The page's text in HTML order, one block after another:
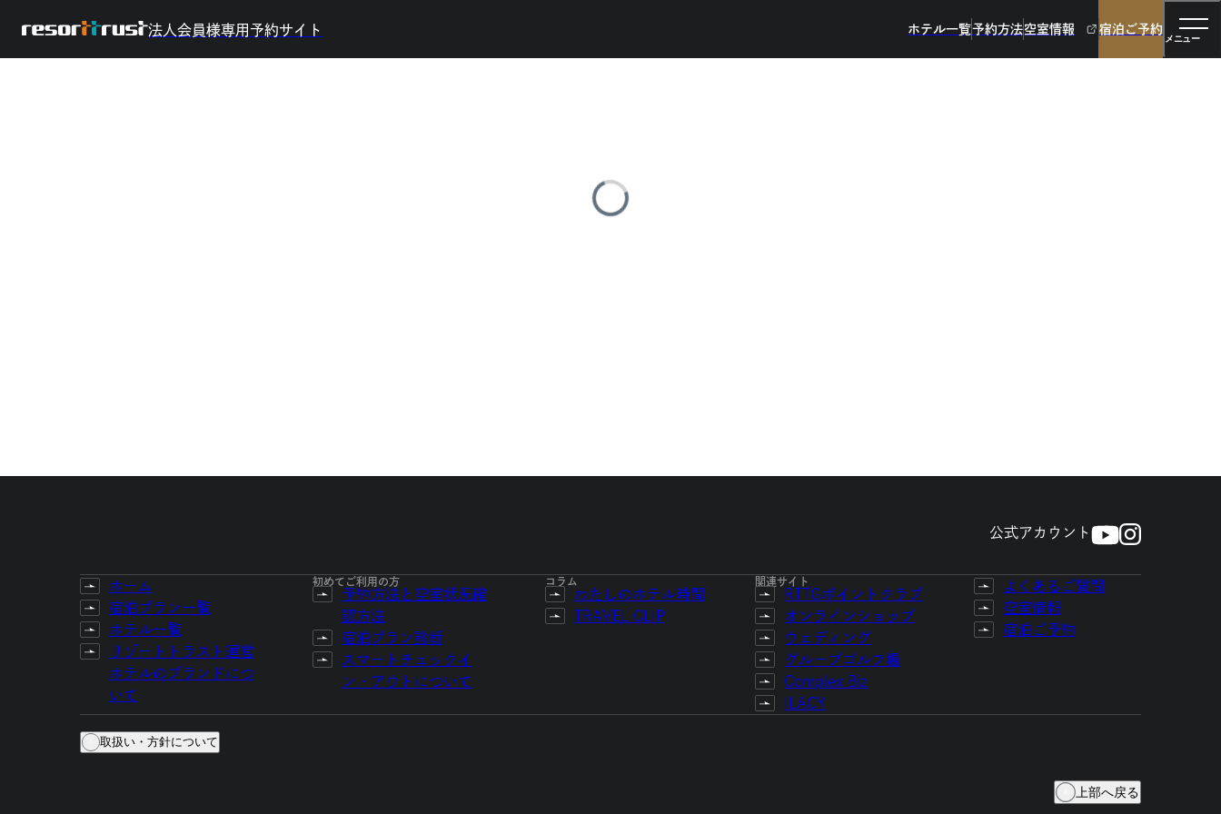
法人会員様専用予約サイト ホテル一覧予約方法空室情報 宿泊ご予約
メニュー
公式アカウント
ホーム
宿泊プラン一覧
ホテル一覧
リゾートトラスト運営
ホテルのブランドにつ
いて
初めてご利用の方
予約方法と空室状況確
認方法
宿泊プラン診断
スマートチェックイ
ン・アウトについて
コラム
わたしのホテル時間
TRAVEL CLIP
関連サイト
RTTGポイントクラブ
オンラインショップ
ウェディング
グループゴルフ場
Complex Biz
ILACY
よくあるご質問
空室情報
宿泊ご予約
取扱い・方針について
上部へ戻る